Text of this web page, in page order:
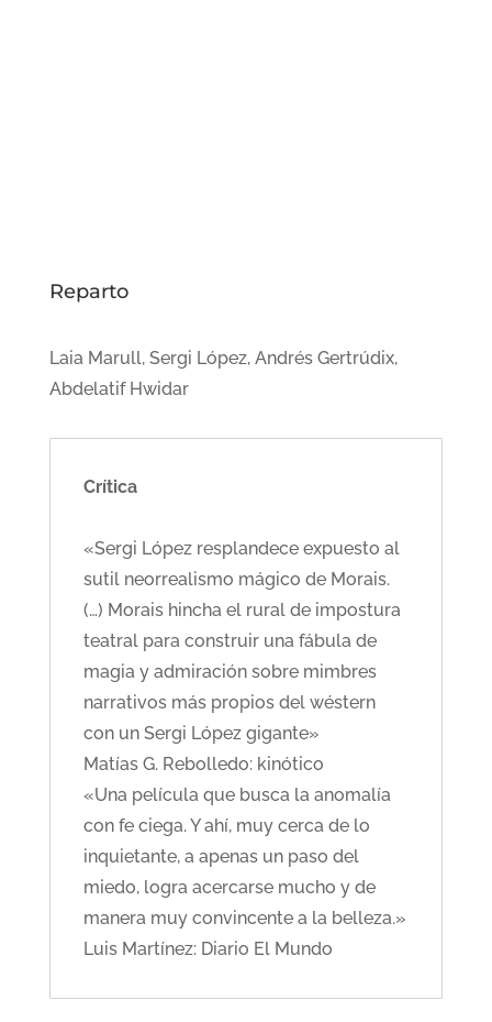
Reparto
Laia Marull, Sergi López, Andrés Gertrúdix,
Abdelatif Hwidar
Crítica
«Sergi López resplandece expuesto al
sutil neorrealismo mágico de Morais.
(…) Morais hincha el rural de impostura
teatral para construir una fábula de
magia y admiración sobre mimbres
narrativos más propios del wéstern
con un Sergi López gigante»
Matías G. Rebolledo: kinótico
«Una película que busca la anomalía
con fe ciega. Y ahí, muy cerca de lo
inquietante, a apenas un paso del
miedo, logra acercarse mucho y de
manera muy convincente a la belleza.»
Luis Martínez: Diario El Mundo